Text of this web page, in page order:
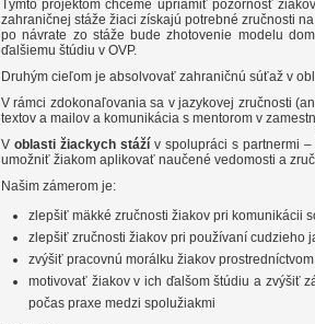
Týmto projektom chceme upriamiť pozornosť
zahraničnej stáže žiaci získajú potrebné zručnosti
po návrate zo stáže bude zhotovenie modelu
ďalšiemu štúdiu v OVP.
Druhým cieľom je absolvovať zahraničnú súťaž v
V rámci zdokonaľovania sa v jazykovej zručnosti
textov a mailov a komunikácia s mentorom v
V oblasti žiackych stážív spolupráci s partnermi
umožniť žiakom aplikovať naučené vedomosti a
Našim zámerom je:
zlepšiť mäkké zručnosti žiakov pri komunikácii
zlepšiť zručnosti žiakov pri používaní cudzieho
zvýšiť pracovnú morálku žiakov
motivovať žiakov v ich ďalšom štúdiu a zvýšiť
počas praxe medzi spolužiakmi